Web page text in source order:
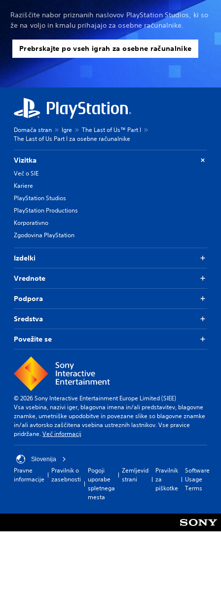
Raziščite nabor priznanih naslovov PlayStation Studios, ki so
že na voljo in kmalu prihajajo za osebne računalnike.
Prebrskajte po vseh igrah za osebne računalnike
Domača stran Igre
The Last of Us™ Part I
The Last of Us Part I za osebne računalnike
Vizitka
Več o SIE
Kariere
PlayStation Studios
PlayStation Productions
Korporativno
Zgodovina PlayStation
Izdelki
Vrednote
Podpora
Sredstva
Povežite se
© 2026 Sony Interactive Entertainment Europe Limited (SIEE)
Vsa vsebina, nazivi iger, blagovna imena in/ali predstavitev, blagovne
znamke, umetniške upodobitve in povezane slike so blagovne znamke
in/ali avtorsko zaščitena vsebina ustreznih lastnikov. Vse pravice
pridržane.Več informacij
Slovenija
Pravne
informacije
Pravilnik o
zasebnosti
Pogoji
uporabe
spletnega
mesta
Zemljevid
strani
Pravilnik
za
piškotke
Software
Usage
Terms